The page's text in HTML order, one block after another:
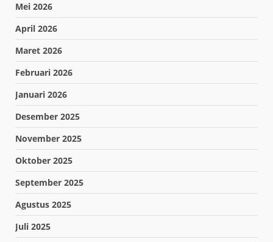
Mei 2026
April 2026
Maret 2026
Februari 2026
Januari 2026
Desember 2025
November 2025
Oktober 2025
September 2025
Agustus 2025
Juli 2025